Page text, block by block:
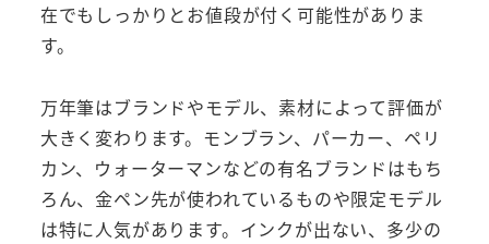
在でもしっかりとお値段が付く可能性がありま
す。
万年筆はブランドやモデル、素材によって評価が
大きく変わります。モンブラン、パーカー、ペリ
カン、ウォーターマンなどの有名ブランドはもち
ろん、金ペン先が使われているものや限定モデル
は特に人気があります。インクが出ない、多少の